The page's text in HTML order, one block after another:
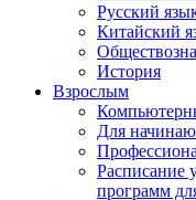
Русский
Китайский
История
Взрослым
Для
Расписание
программ